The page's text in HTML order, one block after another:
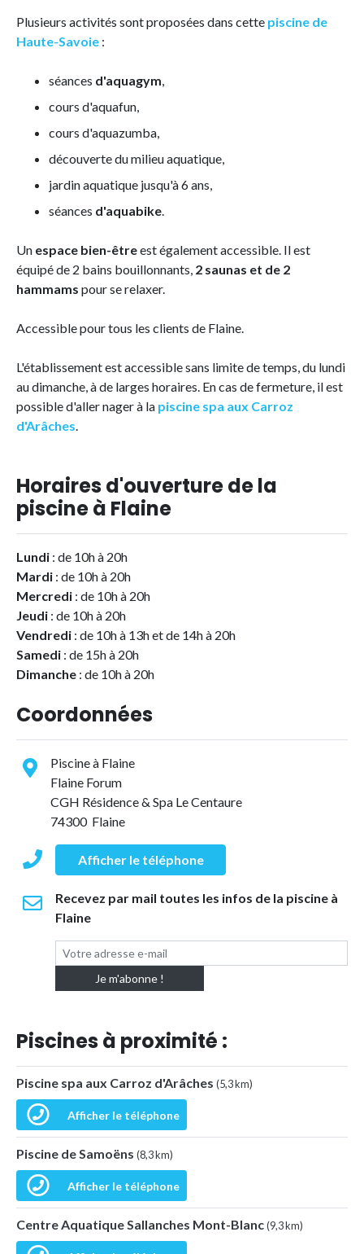
Plusieurs activités sont proposées dans cette piscine de
Haute-Savoie :
séances d'aquagym,
cours d'aquafun,
cours d'aquazumba,
découverte du milieu aquatique,
jardin aquatique jusqu'à 6 ans,
séances d'aquabike.
Un espace bien-êtreest également accessible. Il est
équipé de 2 bains bouillonnants, 2 saunas et de 2
hammams pour se relaxer.
Accessible pour tous les clients de Flaine.
L'établissement est accessible sans limite de temps, du lundi
au dimanche, à de larges horaires. En cas de fermeture, il est
possible d'aller nager à la piscine spa aux Carroz
d'Arâches.
Horaires d'ouverture de la
piscine à Flaine
Lundi : de 10h à 20h
Mardi : de 10h à 20h
Mercredi : de 10h à 20h
Jeudi : de 10h à 20h
Vendredi : de 10h à 13h et de 14h à 20h
Samedi : de 15h à 20h
Dimanche : de 10h à 20h
Coordonnées
Piscine à Flaine
Flaine Forum
CGH Résidence & Spa Le Centaure
74300 Flaine
Afficher le téléphone
Recevez par mail toutes les infos de la piscine à
Flaine
Piscines à proximité :
Piscine spa aux Carroz d'Arâches (5,3 km)
Afficher le téléphone
Piscine de Samoëns (8,3 km)
Afficher le téléphone
Centre Aquatique Sallanches Mont-Blanc(9,3 km)